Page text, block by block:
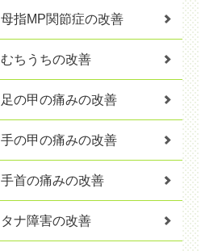
母指MP関節症の改善
むちうちの改善
足の甲の痛みの改善
手の甲の痛みの改善
手首の痛みの改善
タナ障害の改善